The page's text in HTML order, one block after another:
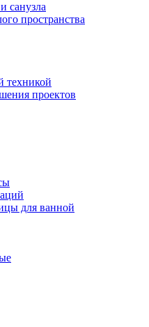
санузла
пространства
техникой
проектов
для ванной